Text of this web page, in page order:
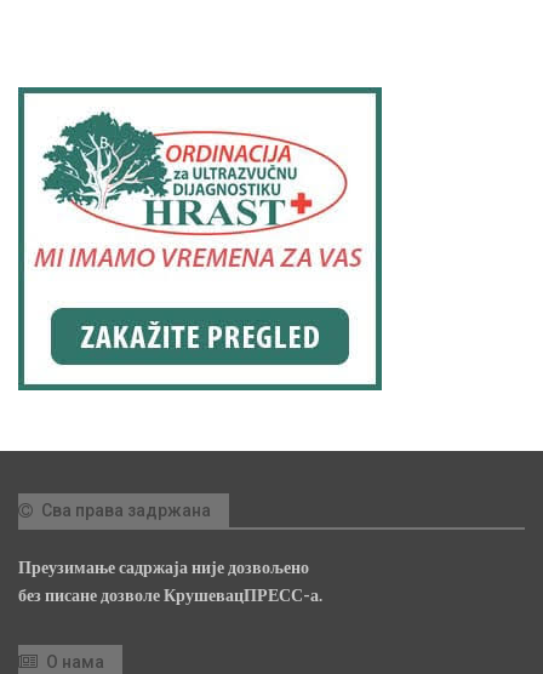
Сва права задржана
Преузимање садржаја није дозвољено
без писане дозволе КрушевацПРЕСС-а.
О нама